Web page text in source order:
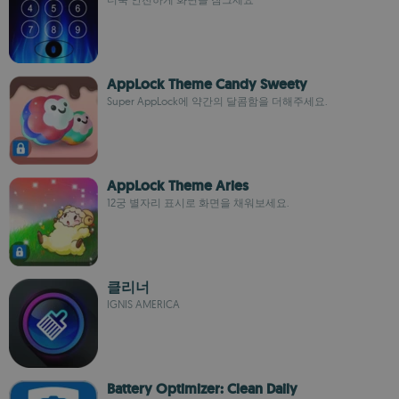
AppLock Theme Candy Sweety
Super AppLock에 약간의 달콤함을 더해주세요.
AppLock Theme Aries
12궁 별자리 표시로 화면을 채워보세요.
클리너
IGNIS AMERICA
Battery Optimizer: Clean Daily